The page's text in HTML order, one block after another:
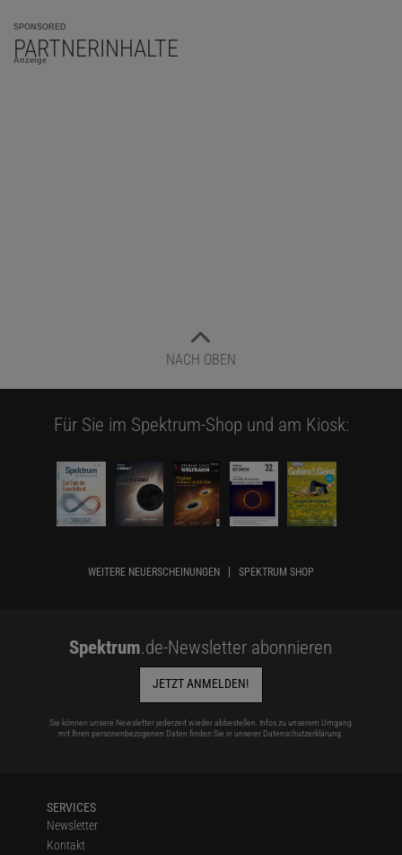
SPONSORED
PARTNERINHALTE
Anzeige
NACH OBEN
Für Sie im Spektrum-Shop und am Kiosk:
WEITERE NEUERSCHEINUNGEN SPEKTRUM SHOP
Spektrum.de-Newsletter abonnieren
JETZT ANMELDEN!
Sie können unsere Newsletter jederzeit wieder abbestellen. Infos zu unserem Umgang
mit Ihren personenbezogenen Daten finden Sie in unserer Datenschutzerklärung
SERVICES
Newsletter
Kontakt